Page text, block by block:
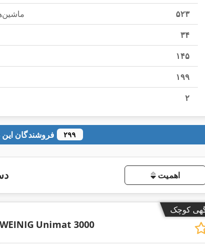
۵۲۳
۳۴
۱۴۵
۱۹۹
۲
۲۹۹
اهمیت
کوچک
WEINIG Unimat 3000